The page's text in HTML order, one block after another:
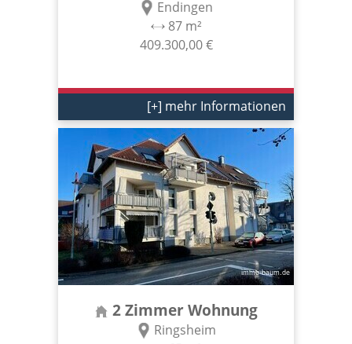
Endingen
87 m²
409.300,00 €
[+] mehr Informationen
2 Zimmer Wohnung
Ringsheim